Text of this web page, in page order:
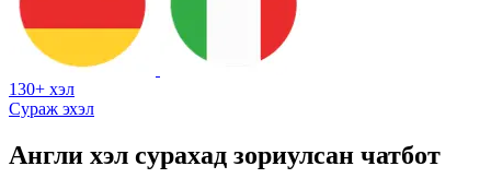
130+ хэл
Сураж эхэл
Англи хэл сурахад зориулсан чатбот